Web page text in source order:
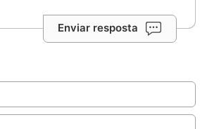
Enviar resposta